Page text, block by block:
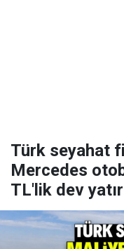
Türk seyahat
Mercedes
TL'lik dev